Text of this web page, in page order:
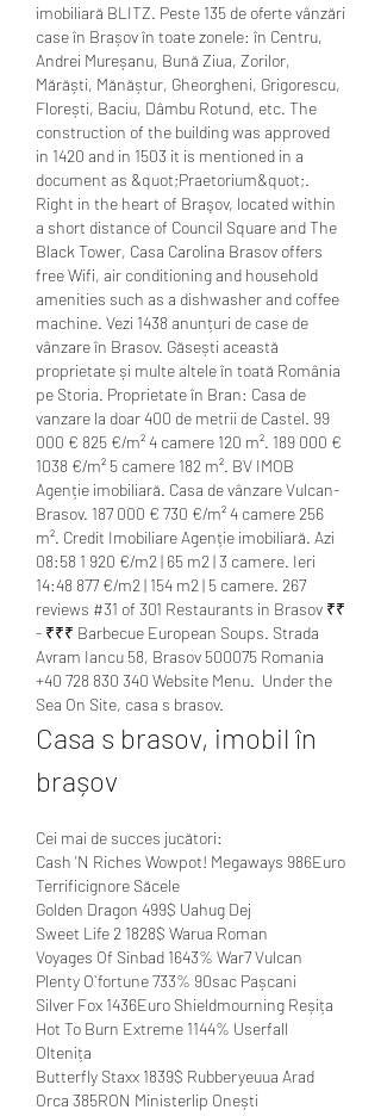
imobiliară BLITZ. Peste 135 de oferte vânzări
case în Brașov în toate zonele: în Centru,
Andrei Mureșanu, Bună Ziua, Zorilor,
Mărăști, Mănăștur, Gheorgheni, Grigorescu,
Florești, Baciu, Dâmbu Rotund, etc. The
construction of the building was approved
in 1420 and in 1503 it is mentioned in a
document as &quot;Praetorium&quot;.
Right in the heart of Braşov, located within
a short distance of Council Square and The
Black Tower, Casa Carolina Brasov offers
free Wifi, air conditioning and household
amenities such as a dishwasher and coffee
machine. Vezi 1438 anunțuri de case de
vânzare în Brasov. Găsești această
proprietate și multe altele în toată România
pe Storia. Proprietate în Bran: Casa de
vanzare la doar 400 de metrii de Castel. 99
000 € 825 €/m² 4 camere 120 m². 189 000 €
1038 €/m² 5 camere 182 m². BV IMOB
Agenție imobiliară. Casa de vânzare Vulcan-
Brasov. 187 000 € 730 €/m² 4 camere 256
m². Credit Imobiliare Agenție imobiliară. Azi
08:58 1 920 €/m2 | 65 m2 | 3 camere. Ieri
14:48 877 €/m2 | 154 m2 | 5 camere. 267
reviews #31 of 301 Restaurants in Brasov ₹₹
- ₹₹₹ Barbecue European Soups. Strada
Avram Iancu 58, Brasov 500075 Romania
+40 728 830 340 Website Menu.  Under the
Sea On Site, casa s brasov.
Casa s brasov, imobil în
brașov
Cei mai de succes jucători:
Cash 'N Riches Wowpot! Megaways 986Euro
Terrificignore Săcele
Golden Dragon 499$ Uahug Dej
Sweet Life 2 1828$ Warua Roman
Voyages Of Sinbad 1643% War7 Vulcan
Plenty O`fortune 733% 90sac Pașcani
Silver Fox 1436Euro Shieldmourning Reșița
Hot To Burn Extreme 1144% Userfall
Oltenița
Butterfly Staxx 1839$ Rubberyeuua Arad
Orca 385RON Ministerlip Onești